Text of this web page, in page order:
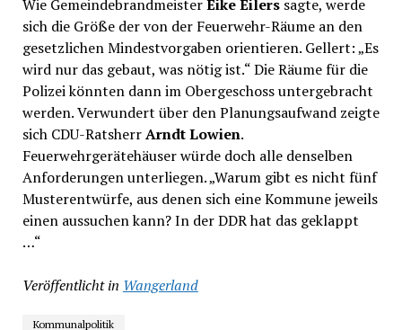
Wie GemeindebrandmeisterEike Eilerssagte, werde
sich die Größe der von der Feuerwehr-Räume an den
gesetzlichen Mindestvorgaben orientieren. Gellert: „Es
wird nur das gebaut, was nötig ist.“ Die Räume für die
Polizei könnten dann im Obergeschoss untergebracht
werden. Verwundert über den Planungsaufwand zeigte
sich CDU-RatsherrArndt Lowien.
Feuerwehrgerätehäuser würde doch alle denselben
Anforderungen unterliegen. „Warum gibt es nicht fünf
Musterentwürfe, aus denen sich eine Kommune jeweils
einen aussuchen kann? In der DDR hat das geklappt
…“
Veröffentlicht in Wangerland
Kommunalpolitik